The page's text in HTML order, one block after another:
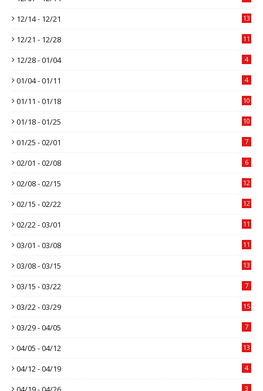
12/14 - 12/21 13
12/21 - 12/28 11
12/28 - 01/04 4
01/04 - 01/11 4
01/11 - 01/18 10
01/18 - 01/25 10
01/25 - 02/01 7
02/01 - 02/08 6
02/08 - 02/15 12
02/15 - 02/22 12
02/22 - 03/01 11
03/01 - 03/08 11
03/08 - 03/15 13
03/15 - 03/22 7
03/22 - 03/29 15
03/29 - 04/05 7
04/05 - 04/12 13
04/12 - 04/19 4
3